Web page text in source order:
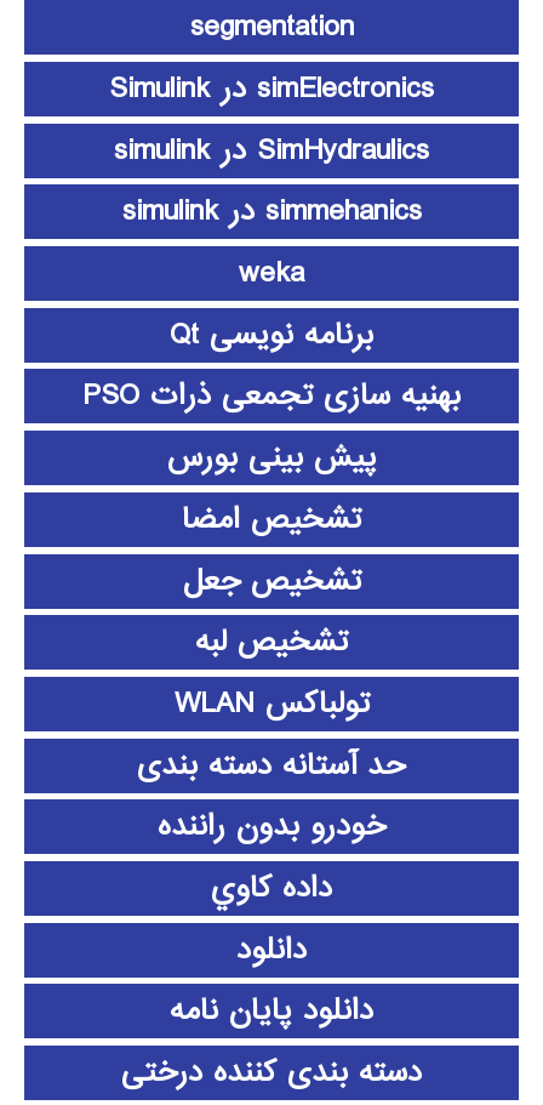
segmentation
simElectronics در Simulink
SimHydraulics در simulink
simmehanics در simulink
weka
برنامه نویسی Qt
بهنیه سازی تجمعی ذرات PSO
پیش بینی بورس
تشخیص امضا
تشخیص جعل
تشخیص لبه
تولباکس WLAN
حد آستانه دسته بندی
خودرو بدون راننده
داده كاوي
دانلود
دانلود پايان نامه
دسته بندی کننده درختی